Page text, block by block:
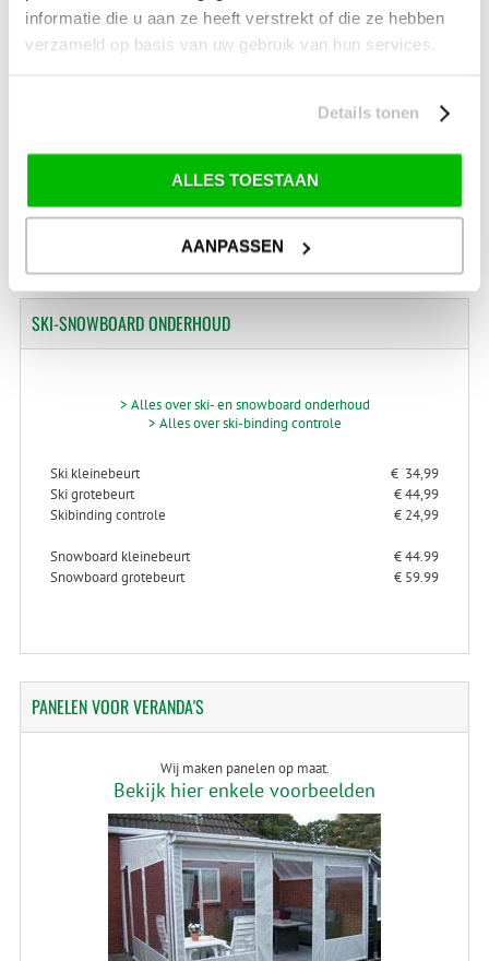
informatie die u aan ze heeft verstrekt of die ze hebben
verzameld op basis van uw gebruik van hun services.
Details tonen
ALLES TOESTAAN
AANPASSEN
Drentse Poort 7
Nieuw Buinen (Stadskanaal)
+31 (0) 599-613946
Schrijf je in voor onze nieuwsbrief!
SKI-SNOWBOARDONDERHOUD
> Alles over ski- en snowboard onderhoud
> Alles over ski-binding controle
Ski kleinebeurt
€ 34,99
Ski grotebeurt
€ 44,99
Skibinding controle
€ 24,99
Snowboard kleinebeurt
€ 44.99
Snowboard grotebeurt
€ 59.99
PANELENVOOR VERANDA'S
Wij maken panelen op maat.
Bekijk hier enkele voorbeelden